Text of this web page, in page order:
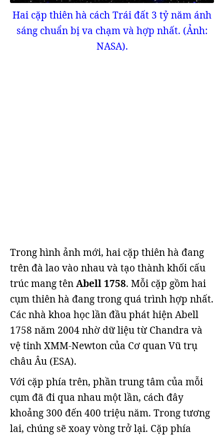
Hai cặp thiên hà cách Trái đất 3 tỷ năm ánh
sáng chuẩn bị va chạm và hợp nhất. (Ảnh:
NASA).
Trong hình ảnh mới, hai cặp thiên hà đang
trên đà lao vào nhau và tạo thành khối cấu
trúc mang tênAbell 1758. Mỗi cặp gồm hai
cụm thiên hà đang trong quá trình hợp nhất.
Các nhà khoa học lần đầu phát hiện Abell
1758 năm 2004 nhờ dữ liệu từ Chandra và
vệ tinh XMM-Newton của Cơ quan Vũ trụ
châu Âu (ESA).
Với cặp phía trên, phần trung tâm của mỗi
cụm đã đi qua nhau một lần, cách đây
khoảng 300 đến 400 triệu năm. Trong tương
lai, chúng sẽ xoay vòng trở lại. Cặp phía